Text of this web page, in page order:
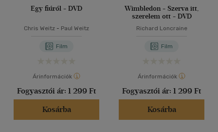
Egy fiúról - DVD
Chris Weitz - Paul Weitz
Film
Árinformációk
Fogyasztói ár: 1 299 Ft
Kosárba
Wimbledon - Szerva itt,
szerelem ott - DVD
Richard Loncraine
Film
Árinformációk
Fogyasztói ár: 1 299 Ft
Kosárba